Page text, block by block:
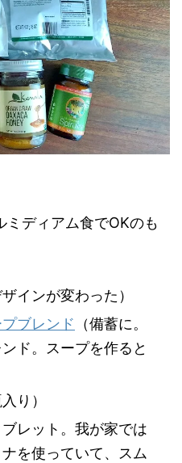
ミディアム食でOKのも
インが変わった）
ブレンド （備蓄に。
ド。スープを作ると
り）
ブレット。我が家では
を使っていて、スム